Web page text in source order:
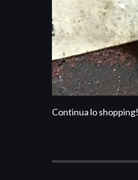
Continua lo shopping!